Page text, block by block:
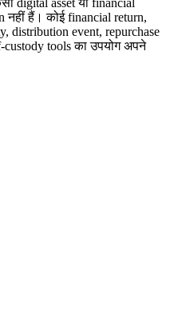
नहीं हैं। कोई financial return,
distribution event, repurchase
custody tools का उपयोग अपने